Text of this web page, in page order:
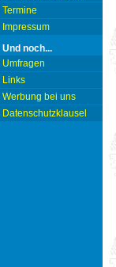
Termine
Impressum
Und noch...
Umfragen
Links
Werbung bei uns
Datenschutzklausel